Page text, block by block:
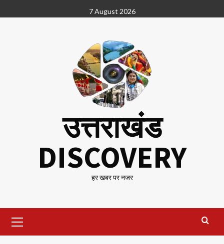
to
7 August 2026
उत्तराखंड
DISCOVERY
हर खबर पर नजर
Menu